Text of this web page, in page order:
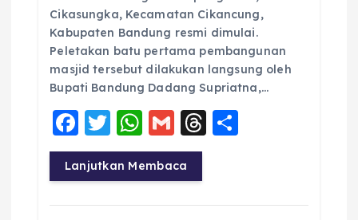
Cikasungka, Kecamatan Cikancung,
Kabupaten Bandung resmi dimulai.
Peletakan batu pertama pembangunan
masjid tersebut dilakukan langsung oleh
Bupati Bandung Dadang Supriatna,…
F
a
c
e
T
w
it
te
W
h
a
ts
G
m
ai
l
T
a re
Lanjutkan Membaca